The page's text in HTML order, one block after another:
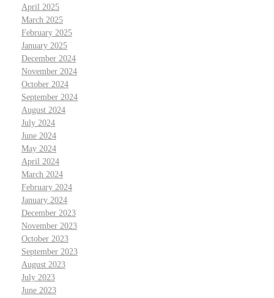
April 2025
March 2025
February 2025
January 2025
December 2024
November 2024
October 2024
September 2024
August 2024
July 2024
June 2024
May 2024
April 2024
March 2024
February 2024
January 2024
December 2023
November 2023
October 2023
September 2023
August 2023
July 2023
June 2023